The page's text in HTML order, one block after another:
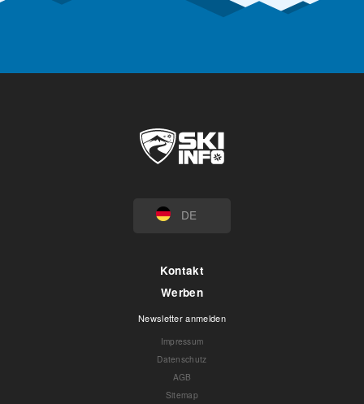
DE
Kontakt
Werben
Newsletter anmelden
Impressum
Datenschutz
AGB
Sitemap